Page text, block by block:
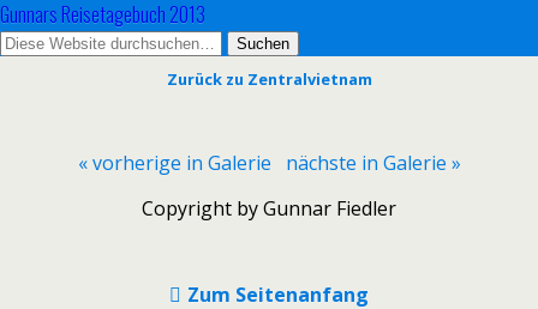
Gunnars Reisetagebuch 2013
Zurück zu Zentralvietnam
« vorherige in Galerie
nächste in Galerie »
Copyright by Gunnar Fiedler
Zum Seitenanfang